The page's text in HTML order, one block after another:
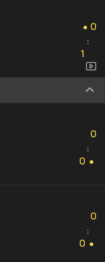
● 0
:
1
0
:
0 ●
0
:
0 ●